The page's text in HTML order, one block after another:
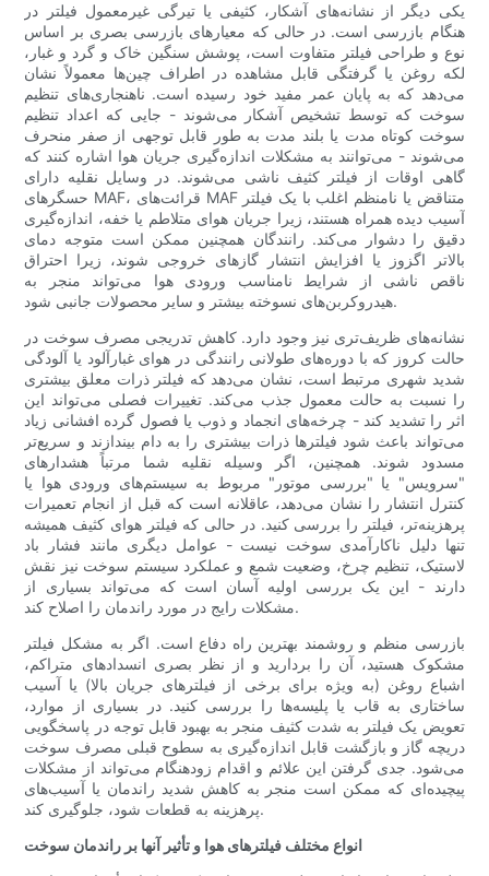
یکی دیگر از نشانه‌های آشکار، کثیفی یا تیرگی غیرمعمول فیلتر در
هنگام بازرسی است. در حالی که معیارهای بازرسی بصری بر اساس
نوع و طراحی فیلتر متفاوت است، پوشش سنگین خاک و گرد و غبار،
لکه روغن یا گرفتگی قابل مشاهده در اطراف چین‌ها معمولاً نشان
می‌دهد که به پایان عمر مفید خود رسیده است. ناهنجاری‌های تنظیم
سوخت که توسط تشخیص آشکار می‌شوند - جایی که اعداد تنظیم
سوخت کوتاه مدت یا بلند مدت به طور قابل توجهی از صفر منحرف
می‌شوند - می‌توانند به مشکلات اندازه‌گیری جریان هوا اشاره کنند که
گاهی اوقات از فیلتر کثیف ناشی می‌شوند. در وسایل نقلیه دارای
حسگرهای MAF، قرائت‌های MAF متناقض یا نامنظم اغلب با یک فیلتر
آسیب دیده همراه هستند، زیرا جریان هوای متلاطم یا خفه، اندازه‌گیری
دقیق را دشوار می‌کند. رانندگان همچنین ممکن است متوجه دمای
بالاتر اگزوز یا افزایش انتشار گازهای خروجی شوند، زیرا احتراق
ناقص ناشی از شرایط نامناسب ورودی هوا می‌تواند منجر به
هیدروکربن‌های نسوخته بیشتر و سایر محصولات جانبی شود.
نشانه‌های ظریف‌تری نیز وجود دارد. کاهش تدریجی مصرف سوخت در
حالت کروز که با دوره‌های طولانی رانندگی در هوای غبارآلود یا آلودگی
شدید شهری مرتبط است، نشان می‌دهد که فیلتر ذرات معلق بیشتری
را نسبت به حالت معمول جذب می‌کند. تغییرات فصلی می‌تواند این
اثر را تشدید کند - چرخه‌های انجماد و ذوب یا فصول گرده افشانی زیاد
می‌تواند باعث شود فیلترها ذرات بیشتری را به دام بیندازند و سریع‌تر
مسدود شوند. همچنین، اگر وسیله نقلیه شما مرتباً هشدارهای
"سرویس" یا "بررسی موتور" مربوط به سیستم‌های ورودی هوا یا
کنترل انتشار را نشان می‌دهد، عاقلانه است که قبل از انجام تعمیرات
پرهزینه‌تر، فیلتر را بررسی کنید. در حالی که فیلتر هوای کثیف همیشه
تنها دلیل ناکارآمدی سوخت نیست - عوامل دیگری مانند فشار باد
لاستیک، تنظیم چرخ، وضعیت شمع و عملکرد سیستم سوخت نیز نقش
دارند - این یک بررسی اولیه آسان است که می‌تواند بسیاری از
مشکلات رایج در مورد راندمان را اصلاح کند.
بازرسی منظم و روشمند بهترین راه دفاع است. اگر به مشکل فیلتر
مشکوک هستید، آن را بردارید و از نظر بصری انسدادهای متراکم،
اشباع روغن (به ویژه برای برخی از فیلترهای جریان بالا) یا آسیب
ساختاری به قاب یا پلیسه‌ها را بررسی کنید. در بسیاری از موارد،
تعویض یک فیلتر به شدت کثیف منجر به بهبود قابل توجه در پاسخگویی
دریچه گاز و بازگشت قابل اندازه‌گیری به سطوح قبلی مصرف سوخت
می‌شود. جدی گرفتن این علائم و اقدام زودهنگام می‌تواند از مشکلات
پیچیده‌ای که ممکن است منجر به کاهش شدید راندمان یا آسیب‌های
پرهزینه به قطعات شود، جلوگیری کند.
انواع مختلف فیلترهای هوا و تأثیر آنها بر راندمان سوخت